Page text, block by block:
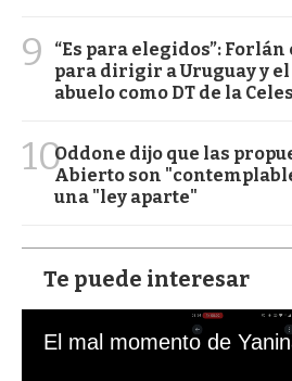
9
“Es para elegidos”:
para dirigir a Uruguay y
abuelo como DT de la
10Oddone dijo que las
Abierto son
una "ley aparte"
Te puede interesar